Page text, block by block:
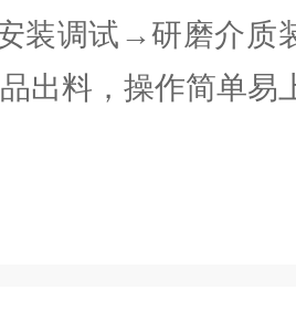
安装调试→研磨介
出料，操作简单易